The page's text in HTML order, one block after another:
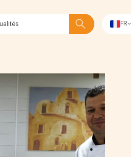
Rechercher
FR